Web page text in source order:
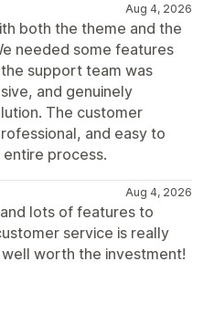
Aug 4, 2026
both the theme and the
needed some features
support team was
and genuinely
The customer
and easy to
process.
Aug 4, 2026
lots of features to
service is really
worth the investment!